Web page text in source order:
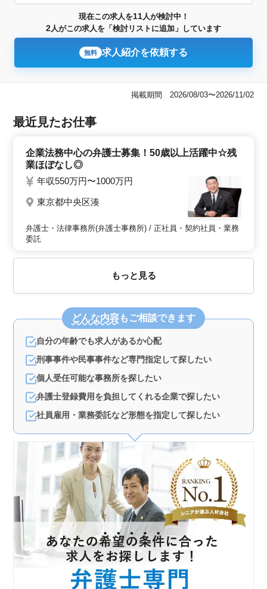
現在この求人を11人が検討中！
2人がこの求人を「検討リストに追加」しています
無料 求人紹介を依頼する
掲載期間 2026/08/03〜2026/11/02
最近見たお仕事
企業法務中心の弁護士募集！50歳以上活躍中☆残
業ほぼなし◎
年収550万円〜1000万円
東京都中央区湊
弁護士・法律事務所(弁護士事務所) / 正社員・契約社員・業務
委託
もっと見る
どんな内容もご相談できます
自分の年齢でも求人があるか心配
刑事事件や民事事件など専門指定して探したい
個人受任可能な事務所を探したい
弁護士登録費用を負担してくれる企業で探したい
社員雇用・業務委託など形態を指定して探したい